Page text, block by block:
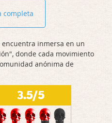
completa
inmersa en un
donde cada movimiento
anónima de
3.5/5